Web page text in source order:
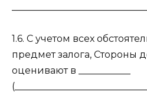
1.6. С учетом всех
предмет залога, Стороны
оценивают в ___________